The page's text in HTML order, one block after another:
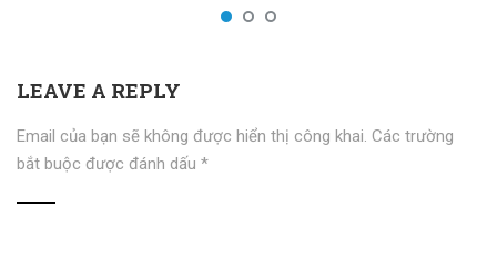
LEAVE A REPLY
Email của bạn sẽ không được hiển thị công khai. Các trường
bắt buộc được đánh dấu *